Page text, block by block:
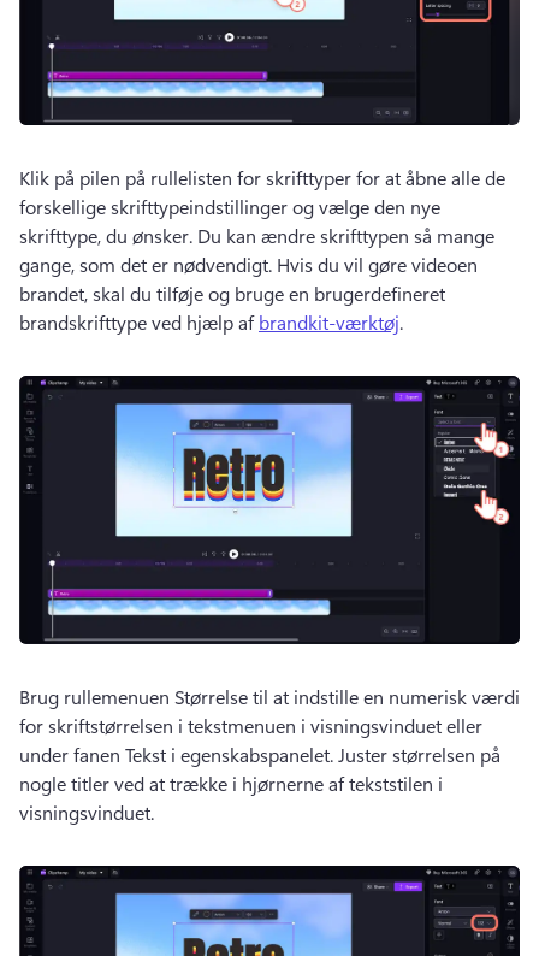
Klik på pilen på rullelisten for skrifttyper for at åbne alle de
forskellige skrifttypeindstillinger og vælge den nye
skrifttype, du ønsker. Du kan ændre skrifttypen så mange
gange, som det er nødvendigt. Hvis du vil gøre videoen
brandet, skal du tilføje og bruge en brugerdefineret
brandskrifttype ved hjælp af brandkit-værktøj.
Brug rullemenuen Størrelse til at indstille en numerisk værdi
for skriftstørrelsen i tekstmenuen i visningsvinduet eller
under fanen Tekst i egenskabspanelet. Juster størrelsen på
nogle titler ved at trække i hjørnerne af tekststilen i
visningsvinduet.